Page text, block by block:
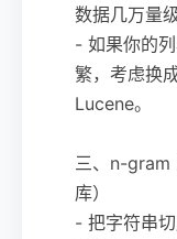
数据几万量
- 如果你的
繁，考虑换
Lucene。
三、n-gram
库）
- 把字符串